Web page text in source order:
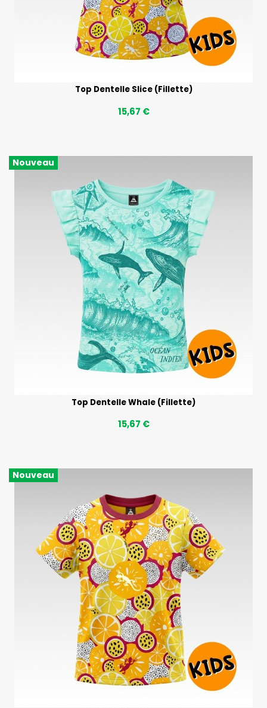
Top Dentelle Slice (Fillette)
15,67 €
Nouveau
Top Dentelle Whale (Fillette)
15,67 €
Nouveau